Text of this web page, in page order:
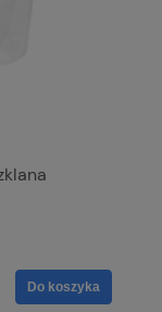
Do koszyka